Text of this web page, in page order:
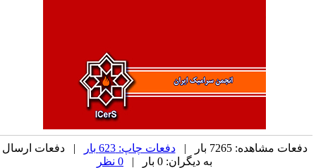
دفعات مشاهده: 7265 بار | دفعات چاپ: 623 بار
| دفعات ارسال
به دیگران: 0 بار |